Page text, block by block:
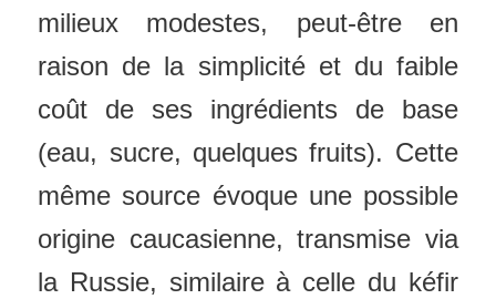
milieux modestes, peut-être en
raison de la simplicité et du faible
coût de ses ingrédients de base
(eau, sucre, quelques fruits). Cette
même source évoque une possible
origine caucasienne, transmise via
la Russie, similaire à celle du kéfir